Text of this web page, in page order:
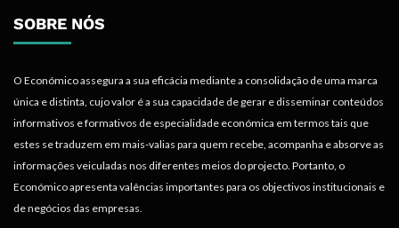
SOBRE NÓS
O Económico assegura a sua eficácia mediante a consolidação de uma marca
única e distinta, cujo valor é a sua capacidade de gerar e disseminar conteúdos
informativos e formativos de especialidade económica em termos tais que
estes se traduzem em mais-valias para quem recebe, acompanha e absorve as
informações veiculadas nos diferentes meios do projecto. Portanto, o
Económico apresenta valências importantes para os objectivos institucionais e
de negócios das empresas.